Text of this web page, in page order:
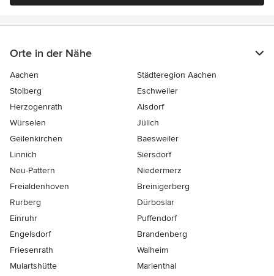
Orte in der Nähe
Aachen
Städteregion Aachen
Stolberg
Eschweiler
Herzogenrath
Alsdorf
Würselen
Jülich
Geilenkirchen
Baesweiler
Linnich
Siersdorf
Neu-Pattern
Niedermerz
Freialdenhoven
Breinigerberg
Rurberg
Dürboslar
Einruhr
Puffendorf
Engelsdorf
Brandenberg
Friesenrath
Walheim
Mulartshütte
Marienthal